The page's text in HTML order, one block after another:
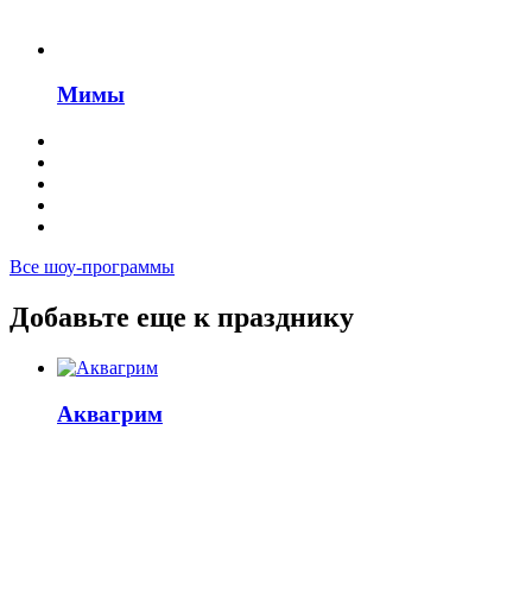
Мимы
Все шоу-программы
Добавьте еще к празднику
Аквагрим